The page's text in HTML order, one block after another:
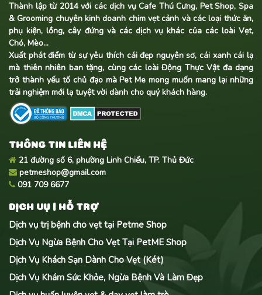
Thành lập từ 2014 với các dịch vụ Cafe Thú Cưng, Pet Shop, Spa
& Grooming chuyên kinh doanh chim vẹt cảnh và các loại thức ăn,
phụ kiện, lồng, cây đứng và các dịch vụ khác của các loài Vẹt,
Chó, Mèo...
Xuất phát điểm từ sự yêu thích cái đẹp nguyên sơ, cái xanh cái lạ
mà thiên nhiên ban tặng, cùng các loài Động Thực Vật đa dạng
trở thành yếu tố chủ đạo mà Pet Me mong muốn mang lại những
trải nghiệm mới lạ tuyệt vời dành cho quý khách hàng.
THÔNG TIN LIÊN HỆ
21 đường số 6, phường Linh Chiểu, TP. Thủ Đức
petmeshop@gmail.com
091 709 6677
DỊCH VỤ | HỖ TRỢ
Dịch vụ trị bệnh cho vẹt tại Petme Shop
Dịch Vụ Ngừa Bệnh Cho Vẹt Tại PetME Shop
Dịch Vụ Khách Sạn Dành Cho Vẹt (Két)
Dịch Vụ Khám Sức Khỏe, Ngừa Bệnh Và Làm Đẹp